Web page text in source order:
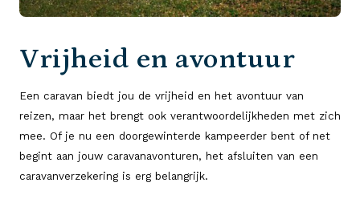
Vrijheid en avontuur
Een caravan biedt jou de vrijheid en het avontuur van
reizen, maar het brengt ook verantwoordelijkheden met zich
mee. Of je nu een doorgewinterde kampeerder bent of net
begint aan jouw caravanavonturen, het afsluiten van een
caravanverzekering is erg belangrijk.